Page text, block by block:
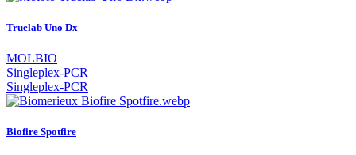
Truelab Uno Dx
MOLBIO
Singleplex-PCR
Singleplex-PCR
Biofire Spotfire